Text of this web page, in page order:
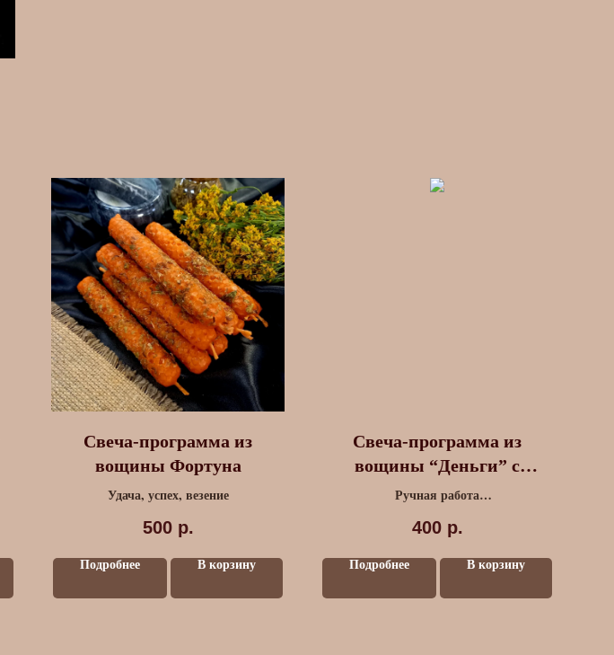
Свеча-программа из
вощины Фортуна
Удача, успех, везение
500 р.
Подробнее В корзину
Свеча-программа из
вощины “Деньги” с
травами малая
Ручная работа
400 р.
Подробнее В корзину